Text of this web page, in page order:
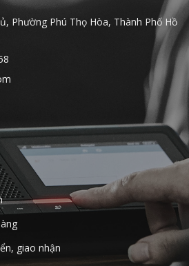
Phường Phú Thọ Hòa, Thành Phố Hồ
giao nhận